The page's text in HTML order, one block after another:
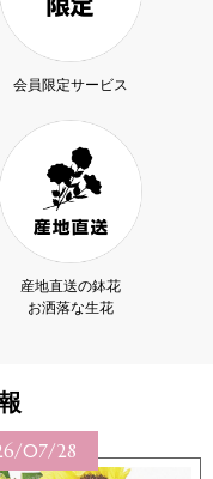
会員限定サービス
産地直送の鉢花
お洒落な生花
07/28